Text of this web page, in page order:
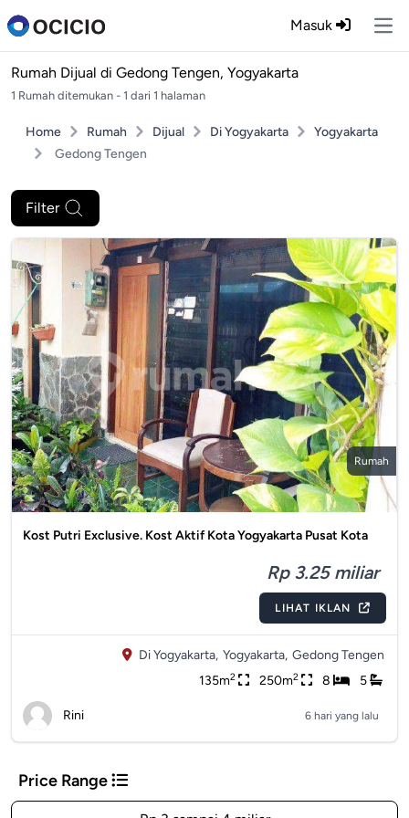
Masuk
Rumah Dijual di Gedong Tengen, Yogyakarta
1 Rumah ditemukan - 1 dari 1 halaman
Home Rumah Dijual Di Yogyakarta
Yogyakarta
Gedong Tengen
Filter
Rumah
Kost Putri Exclusive. Kost Aktif Kota Yogyakarta Pusat Kota
Rp 3.25 miliar
LIHAT IKLAN
Di Yogyakarta, Yogyakarta, Gedong Tengen
135m2 250m2 8 5
Rini 6 hari yang lalu
Price Range